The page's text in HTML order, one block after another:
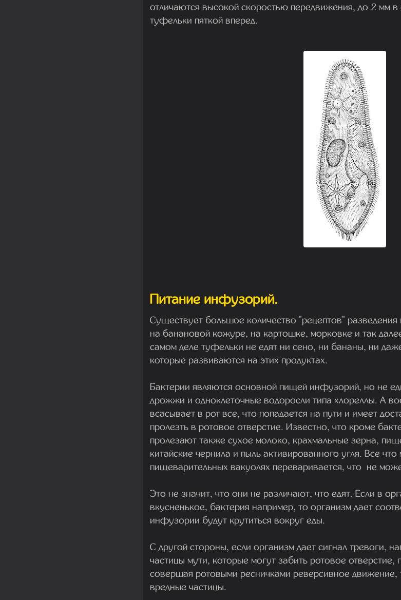
отличаются высокой скоростью передвижения, до 2 мм в
туфельки пяткой вперед.
Питание инфузорий.
Существует большое количество "рецептов"
на банановой кожуре, на картошке, морковке и так
самом деле туфельки не едят ни сено, ни бананы, ни
которые развиваются на этих продуктах.
Бактерии являются основной пищей инфузорий, но не
дрожжи и одноклеточные водоросли типа хлореллы. А
всасывает в рот все, что попадается на пути и имеет
пролезть в ротовое отверстие. Известно, что кроме
пролезают также сухое молоко, крахмальные зерна,
китайские чернила и пыль активированного угля. Все
пищеварительных вакуолях переваривается, что не
Это не значит, что они не различают, что едят. Если в
вкусненькое, бактерия например, то организм дает
инфузории будут крутиться вокруг еды.
С другой стороны, если организм дает сигнал тревоги,
частицы мути, которые могут забить ротовое отверстие,
совершая ротовыми ресничками реверсивное движение,
вредные частицы.